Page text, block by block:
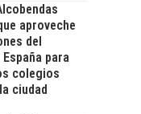
aproveche
del
para
colegios
ciudad